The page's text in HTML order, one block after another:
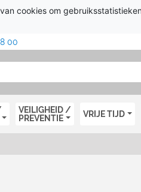
cookies om
00
VEILIGHEID /
PREVENTIE
VRIJE TIJD